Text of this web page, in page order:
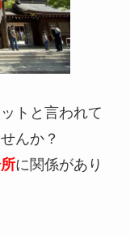
トと言われて
んか？
に関係があり